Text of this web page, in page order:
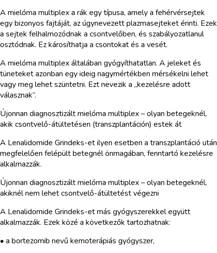
A mielóma multiplex a rák egy típusa, amely a fehérvérsejtek
egy bizonyos fajtáját, az úgynevezett plazmasejteket érinti. Ezek
a sejtek felhalmozódnak a csontvelőben, és szabályozatlanul
osztódnak. Ez károsíthatja a csontokat és a vesét.
A mielóma multiplex általában gyógyíthatatlan. A jeleket és
tüneteket azonban egy ideig nagymértékben mérsékelni lehet
vagy meg lehet szüntetni. Ezt nevezik a „kezelésre adott
válasznak”.
Újonnan diagnosztizált mielóma multiplex – olyan betegeknél,
akik csontvelő-átültetésen (transzplantáción) estek át
A Lenalidomide Grindeks-et ilyen esetben a transzplantáció után
megfelelően felépült betegnél önmagában, fenntartó kezelésre
alkalmazzák.
Újonnan diagnosztizált mielóma multiplex – olyan betegeknél,
akiknél nem lehet csontvelő-átültetést végezni
A Lenalidomide Grindeks-et más gyógyszerekkel együtt
alkalmazzák. Ezek közé a következők tartozhatnak:
• a bortezomib nevű kemoterápiás gyógyszer,